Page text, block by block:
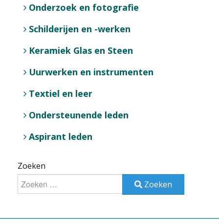
Onderzoek en fotografie
Schilderijen en -werken
Keramiek Glas en Steen
Uurwerken en instrumenten
Textiel en leer
Ondersteunende leden
Aspirant leden
Zoeken
Zoeken